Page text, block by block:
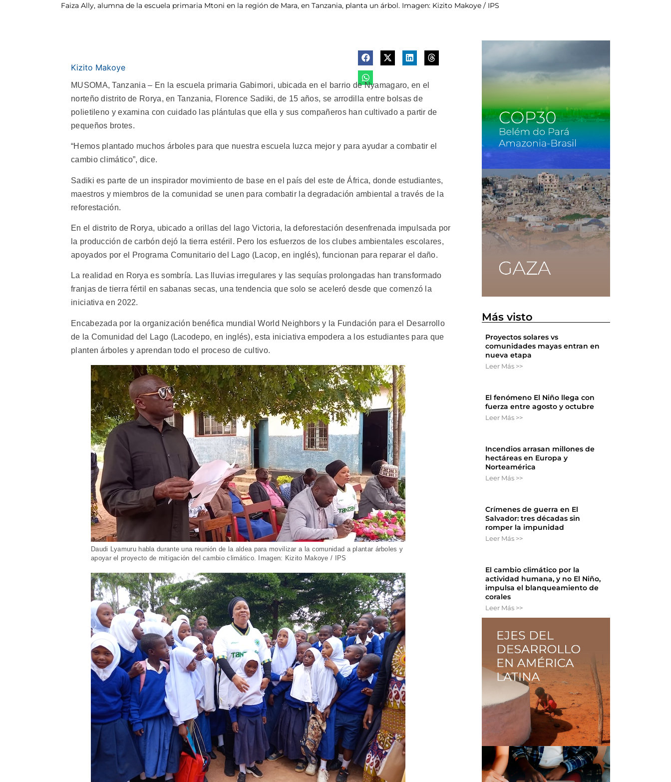
Faiza Ally, alumna de la escuela primaria Mtoni en la región de Mara, en Tanzania, planta un árbol. Imagen: Kizito Makoye / IPS
Kizito Makoye
MUSOMA, Tanzania – En la escuela primaria Gabimori, ubicada en el barrio de Nyamagaro, en el
norteño distrito de Rorya, en Tanzania, Florence Sadiki, de 15 años, se arrodilla entre bolsas de
polietileno y examina con cuidado las plántulas que ella y sus compañeros han cultivado a partir de
pequeños brotes.
“Hemos plantado muchos árboles para que nuestra escuela luzca mejor y para ayudar a combatir el
cambio climático”, dice.
Sadiki es parte de un inspirador movimiento de base en el país del este de África, donde estudiantes,
maestros y miembros de la comunidad se unen para combatir la degradación ambiental a través de la
reforestación.
En el distrito de Rorya, ubicado a orillas del lago Victoria, la deforestación desenfrenada impulsada por
la producción de carbón dejó la tierra estéril. Pero los esfuerzos de los clubes ambientales escolares,
apoyados por el Programa Comunitario del Lago (Lacop, en inglés), funcionan para reparar el daño.
La realidad en Rorya es sombría. Las lluvias irregulares y las sequías prolongadas han transformado
franjas de tierra fértil en sabanas secas, una tendencia que solo se aceleró desde que comenzó la
iniciativa en 2022.
Encabezada por la organización benéfica mundial World Neighbors y la Fundación para el Desarrollo
de la Comunidad del Lago (Lacodepo, en inglés), esta iniciativa empodera a los estudiantes para que
planten árboles y aprendan todo el proceso de cultivo.
Daudi Lyamuru habla durante una reunión de la aldea para movilizar a la comunidad a plantar árboles y
apoyar el proyecto de mitigación del cambio climático. Imagen: Kizito Makoye / IPS
Más visto
Proyectos solares vs
comunidades mayas entran en
nueva etapa
Leer Más >>
El fenómeno El Niño llega con
fuerza entre agosto y octubre
Leer Más >>
Incendios arrasan millones de
hectáreas en Europa y
Norteamérica
Leer Más >>
Crímenes de guerra en El
Salvador: tres décadas sin
romper la impunidad
Leer Más >>
El cambio climático por la
actividad humana, y no El Niño,
impulsa el blanqueamiento de
corales
Leer Más >>